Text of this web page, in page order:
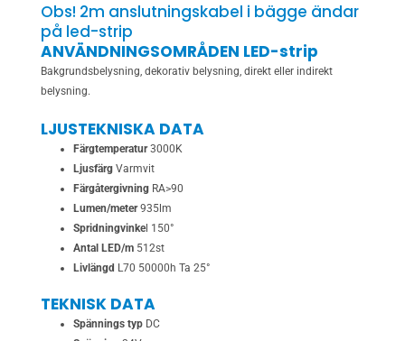
Obs! 2m anslutningskabel i bägge ändar
på led-strip
ANVÄNDNINGSOMRÅDEN LED-strip
Bakgrundsbelysning, dekorativ belysning, direkt eller indirekt
belysning.
LJUSTEKNISKA DATA
Färgtemperatur3000K
Ljusfärg Varmvit
Färgåtergivning RA>90
Lumen/meter935lm
Spridningvinkel 150°
Antal LED/m 512st
Livlängd L70 50000h Ta 25°
TEKNISK DATA
Spännings typ DC